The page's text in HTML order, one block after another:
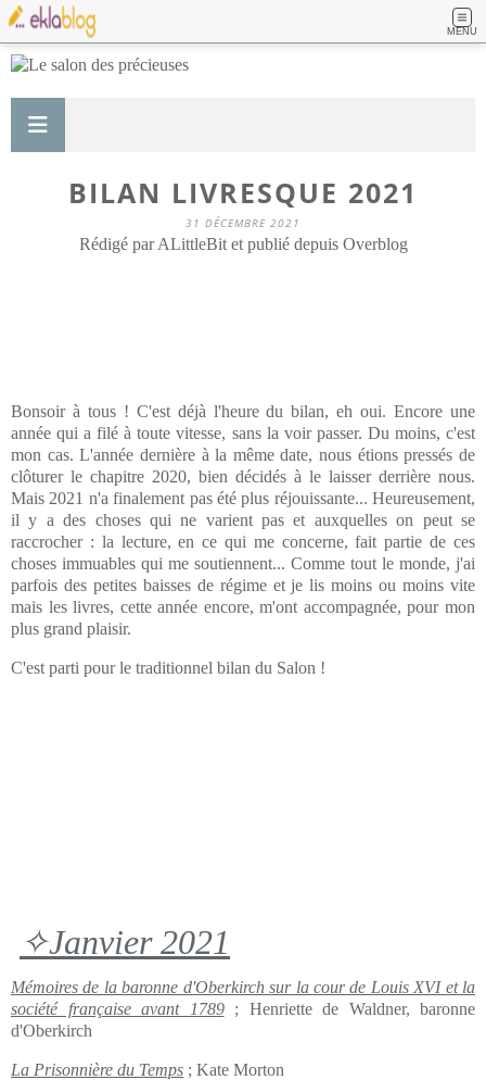
MENU
BILAN LIVRESQUE 2021
31 DÉCEMBRE 2021
Rédigé par ALittleBit et publié depuis Overblog
Bonsoir à tous ! C'est déjà l'heure du bilan, eh oui. Encore une
année qui a filé à toute vitesse, sans la voir passer. Du moins, c'est
mon cas. L'année dernière à la même date, nous étions pressés de
clôturer le chapitre 2020, bien décidés à le laisser derrière nous.
Mais 2021 n'a finalement pas été plus réjouissante... Heureusement,
il y a des choses qui ne varient pas et auxquelles on peut se
raccrocher : la lecture, en ce qui me concerne, fait partie de ces
choses immuables qui me soutiennent... Comme tout le monde, j'ai
parfois des petites baisses de régime et je lis moins ou moins vite
mais les livres, cette année encore, m'ont accompagnée, pour mon
plus grand plaisir.
C'est parti pour le traditionnel bilan du Salon !
✧Janvier 2021
Mémoires de la baronne d'Oberkirch sur la cour de Louis XVI et la
société française avant 1789; Henriette de Waldner, baronne
d'Oberkirch
La Prisonnière du Temps ; Kate Morton